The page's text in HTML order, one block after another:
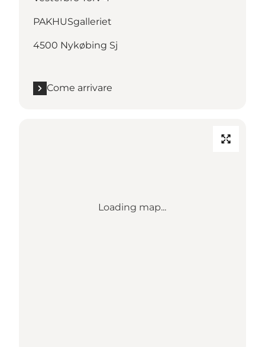
PAKHUSgalleriet
4500 Nykøbing Sj
Come arrivare
Loading map...